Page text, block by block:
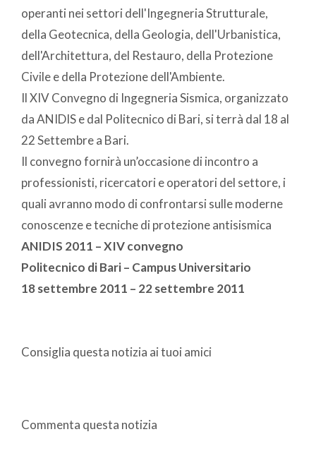
operanti nei settori dell'Ingegneria Strutturale,
della Geotecnica, della Geologia, dell'Urbanistica,
dell'Architettura, del Restauro, della Protezione
Civile e della Protezione dell'Ambiente.
Il XIV Convegno di Ingegneria Sismica, organizzato
da ANIDIS e dal Politecnico di Bari, si terrà dal 18 al
22 Settembre a Bari.
Il convegno fornirà un’occasione di incontro a
professionisti, ricercatori e operatori del settore, i
quali avranno modo di confrontarsi sulle moderne
conoscenze e tecniche di protezione antisismica
ANIDIS 2011 – XIV convegno
Politecnico di Bari – Campus Universitario
18 settembre 2011 – 22 settembre 2011
Consiglia questa notizia ai tuoi amici
Commenta questa notizia